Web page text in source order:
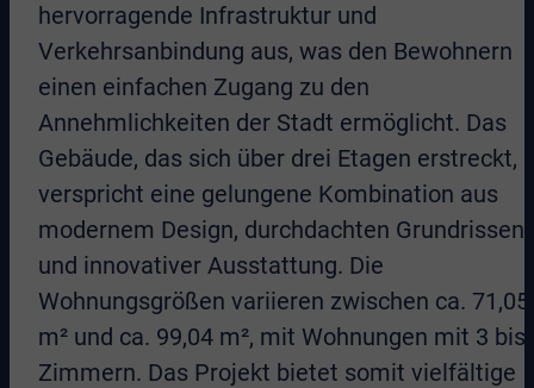
hervorragende Infrastruktur und
Verkehrsanbindung aus, was den Bewohnern
einen einfachen Zugang zu den
Annehmlichkeiten der Stadt ermöglicht. Das
Gebäude, das sich über drei Etagen erstreckt,
verspricht eine gelungene Kombination aus
modernem Design, durchdachten Grundrissen
und innovativer Ausstattung. Die
Wohnungsgrößen variieren zwischen ca. 71,05
m² und ca. 99,04 m², mit Wohnungen mit 3 bis
Zimmern. Das Projekt bietet somit vielfältige